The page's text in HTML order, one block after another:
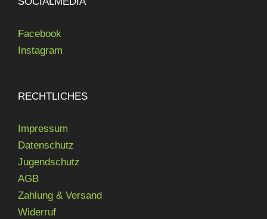
Facebook
Instagram
RECHTLICHES
Impressum
Datenschutz
Jugendschutz
AGB
Zahlung & Versand
Widerruf